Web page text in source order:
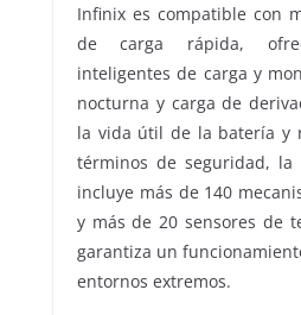
Infinix es compatible con
de carga rápida,
inteligentes de carga y
nocturna y carga de
la vida útil de la batería y
términos de seguridad,
incluye más de 140
y más de 20 sensores de
garantiza un
entornos extremos.